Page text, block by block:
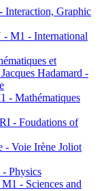
Graphic
M1 - International
et
Hadamard -
- Mathématiques
- Foudations of
- Voie Irène Joliot
Physics
- Sciences and